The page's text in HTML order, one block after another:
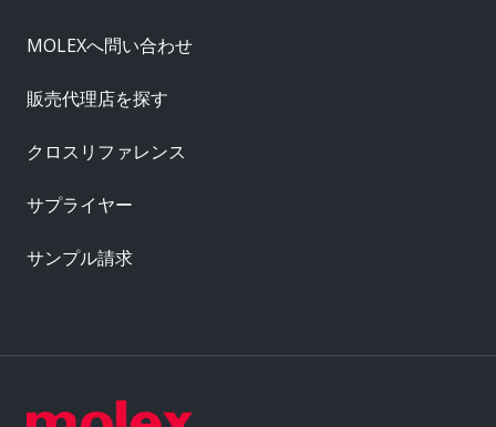
MOLEXへ問い合わせ
販売代理店を探す
クロスリファレンス
サプライヤー
サンプル請求